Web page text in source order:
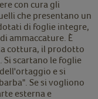
con cura gli
che presentano un
di foglie integre,
ammaccature. È
cottura, il prodotto
Si scartano le foglie
e si
Se si vogliono
esterna e